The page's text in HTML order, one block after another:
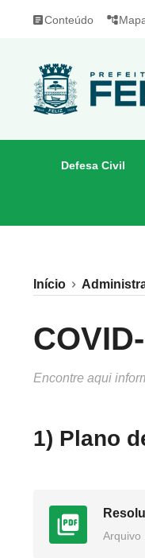
articleConteúdo account_tree
Defesa Civil
Início
Encontre aqui
1) Plano
Arquivo